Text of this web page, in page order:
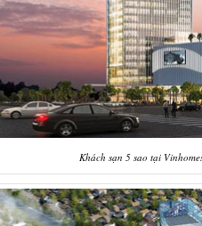
Khách sạn 5 sao tại